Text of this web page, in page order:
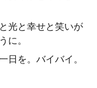
光と幸せと笑いが
に。
日を。バイバイ。